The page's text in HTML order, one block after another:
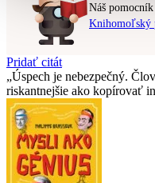
Náš
Knihomoľský
Pridať citát
Úspech je nebezpečný.
riskantnejšie ako kopírovať